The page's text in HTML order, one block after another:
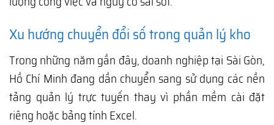
Xu hướng chuyển đổi số trong quản lý kho
Trong những năm gần đây, doanh nghiệp tại Sài Gòn,
Hồ Chí Minh đang dần chuyển sang sử dụng các nền
tảng quản lý trực tuyến thay vì phần mềm cài đặt
riêng hoặc bảng tính Excel.